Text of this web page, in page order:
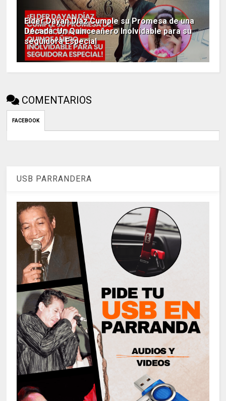
Elder Dayan Díaz Cumple su Promesa de una
Década: Un Quinceañero Inolvidable para su
seguidora Especial
COMENTARIOS
FACEBOOK
USB PARRANDERA